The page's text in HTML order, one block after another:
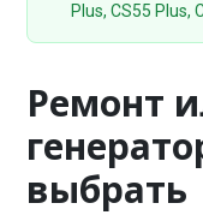
Plus, CS55 Plus,
Ремонт
выбрать